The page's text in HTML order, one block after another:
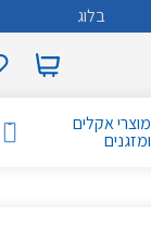
בלוג
מוצרי אקלים
ומזגנים